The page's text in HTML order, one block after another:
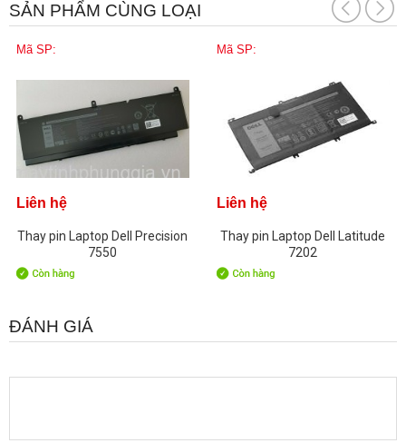
SẢN PHẨM CÙNG LOẠI
Mã SP:
Liên hệ
Thay pin Laptop Dell Precision
7550
Mã SP:
Liên hệ
Thay pin Laptop Dell Latitude
7202
ĐÁNH GIÁ